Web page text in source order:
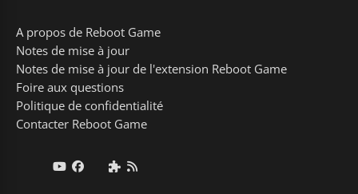
A propos de Reboot Game
Notes de mise à jour
Notes de mise à jour de l'extension Reboot Game
Foire aux questions
Politique de confidentialité
Contacter Reboot Game